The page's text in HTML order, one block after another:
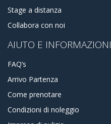
Stage a distanza
Collabora con noi
AIUTO E INFORMAZIONI
FAQ’s
Arrivo Partenza
Come prenotare
Condizioni di noleggio